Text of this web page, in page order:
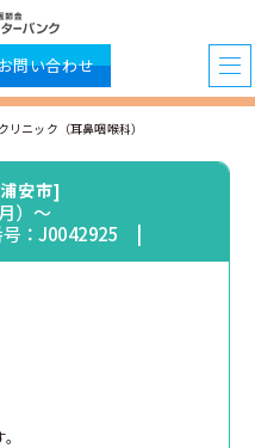
問い合わせ
リニック（耳鼻咽喉科）
安市]
）〜
：J0042925 |